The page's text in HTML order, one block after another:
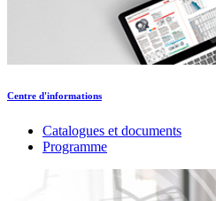
Centre d'informations
Catalogues et documents
Programme